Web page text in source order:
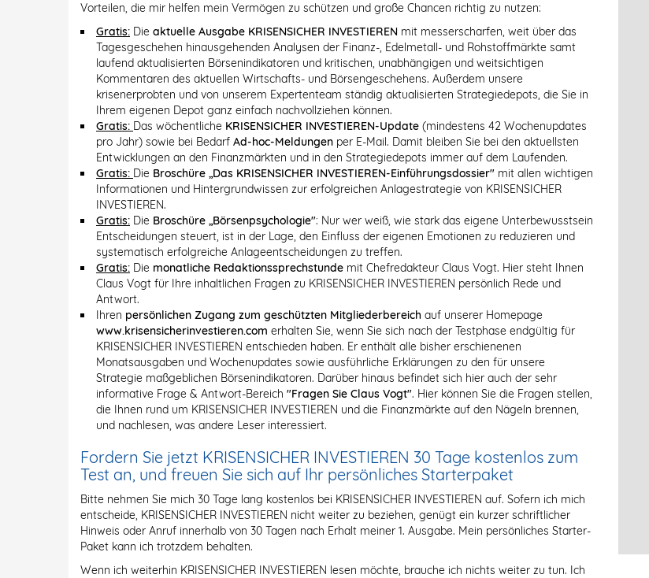
Vorteilen, die mir helfen mein Vermögen zu schützen und große Chancen richtig zu nutzen:
Gratis: Die aktuelle Ausgabe KRISENSICHER INVESTIEREN mit messerscharfen, weit über das
Tagesgeschehen hinausgehenden Analysen der Finanz-, Edelmetall- und Rohstoffmärkte samt
laufend aktualisierten Börsenindikatoren und kritischen, unabhängigen und weitsichtigen
Kommentaren des aktuellen Wirtschafts- und Börsengeschehens. Außerdem unsere
krisenerprobten und von unserem Expertenteam ständig aktualisierten Strategiedepots, die Sie in
Ihrem eigenen Depot ganz einfach nachvollziehen können.
Gratis: Das wöchentliche KRISENSICHER INVESTIEREN-Update (mindestens 42 Wochenupdates
pro Jahr) sowie bei Bedarf Ad-hoc-Meldungen per E-Mail. Damit bleiben Sie bei den aktuellsten
Entwicklungen an den Finanzmärkten und in den Strategiedepots immer auf dem Laufenden.
Gratis: Die Broschüre „Das KRISENSICHER INVESTIEREN-Einführungsdossier" mit allen wichtigen
Informationen und Hintergrundwissen zur erfolgreichen Anlagestrategie von KRISENSICHER
INVESTIEREN.
Gratis: Die Broschüre „Börsenpsychologie": Nur wer weiß, wie stark das eigene Unterbewusstsein
Entscheidungen steuert, ist in der Lage, den Einfluss der eigenen Emotionen zu reduzieren und
systematisch erfolgreiche Anlageentscheidungen zu treffen.
Gratis: Die monatliche Redaktionssprechstunde mit Chefredakteur Claus Vogt. Hier steht Ihnen
Claus Vogt für Ihre inhaltlichen Fragen zu KRISENSICHER INVESTIEREN persönlich Rede und
Antwort.
Ihren persönlichen Zugang zum geschützten Mitgliederbereich auf unserer Homepage
www.krisensicherinvestieren.com erhalten Sie, wenn Sie sich nach der Testphase endgültig für
KRISENSICHER INVESTIEREN entschieden haben. Er enthält alle bisher erschienenen
Monatsausgaben und Wochenupdates sowie ausführliche Erklärungen zu den für unsere
Strategie maßgeblichen Börsenindikatoren. Darüber hinaus befindet sich hier auch der sehr
informative Frage & Antwort-Bereich "Fragen Sie Claus Vogt". Hier können Sie die Fragen stellen,
die Ihnen rund um KRISENSICHER INVESTIEREN und die Finanzmärkte auf den Nägeln brennen,
und nachlesen, was andere Leser interessiert.
Fordern Sie jetzt KRISENSICHER INVESTIEREN 30 Tage kostenlos zum
Test an, und freuen Sie sich auf Ihr persönliches Starterpaket
Bitte nehmen Sie mich 30 Tage lang kostenlos bei KRISENSICHER INVESTIEREN auf. Sofern ich mich
entscheide, KRISENSICHER INVESTIEREN nicht weiter zu beziehen, genügt ein kurzer schriftlicher
Hinweis oder Anruf innerhalb von 30 Tagen nach Erhalt meiner 1. Ausgabe. Mein persönliches Starter-
Paket kann ich trotzdem behalten.
Wenn ich weiterhin KRISENSICHER INVESTIEREN lesen möchte, brauche ich nichts weiter zu tun. Ich